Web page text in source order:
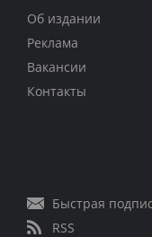
Об издании
Реклама
Вакансии
Контакты
Быстрая
RSS